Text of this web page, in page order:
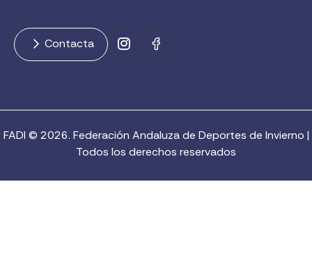
Contacta
FADI © 2026. Federación Andaluza de Deportes de Invierno |
Todos los derechos reservados